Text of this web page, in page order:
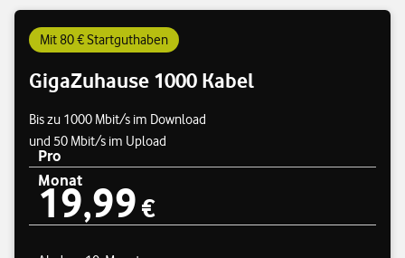
Mit 80 € Startguthaben
GigaZuhause 1000 Kabel
Bis zu 1000 Mbit/s im Download
und 50 Mbit/s im Upload
Preisübersicht
Pro
Monat
19,99 €
19,99 €